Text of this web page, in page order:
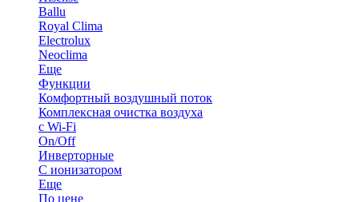
Ballu
Royal Clima
Electrolux
Neoclima
Еще
Функции
Комфортный воздушный поток
Комплексная очистка воздуха
с Wi-Fi
On/Off
Инверторные
С ионизатором
Еще
По цене